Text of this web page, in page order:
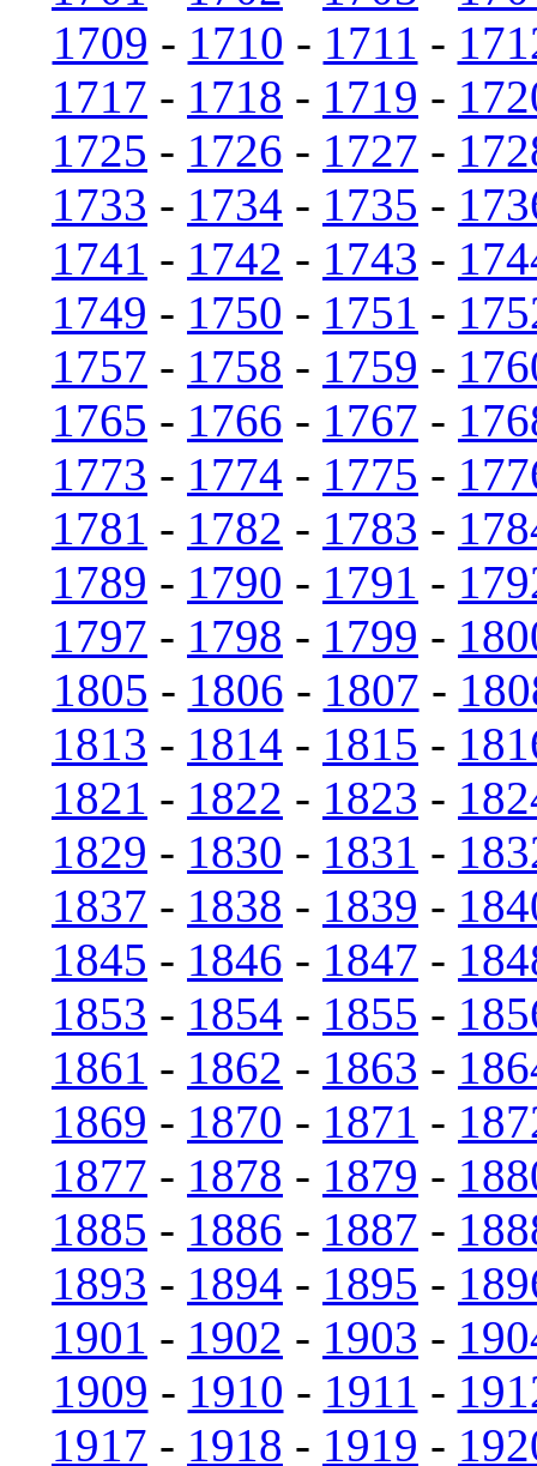
1709 - 1710 - 1711 -
1717 - 1718 - 1719 -
1725 - 1726 - 1727 -
1733 - 1734 - 1735 -
1741 - 1742 - 1743 -
1749 - 1750 - 1751 -
1757 - 1758 - 1759 -
1765 - 1766 - 1767 -
1773 - 1774 - 1775 -
1781 - 1782 - 1783 -
1789 - 1790 - 1791 -
1797 - 1798 - 1799 -
1805 - 1806 - 1807 -
1813 - 1814 - 1815 -
1821 - 1822 - 1823 -
1829 - 1830 - 1831 -
1837 - 1838 - 1839 -
1845 - 1846 - 1847 -
1853 - 1854 - 1855 -
1861 - 1862 - 1863 -
1869 - 1870 - 1871 -
1877 - 1878 - 1879 -
1885 - 1886 - 1887 -
1893 - 1894 - 1895 -
1901 - 1902 - 1903 -
1909 - 1910 - 1911 -
1917 - 1918 - 1919 -